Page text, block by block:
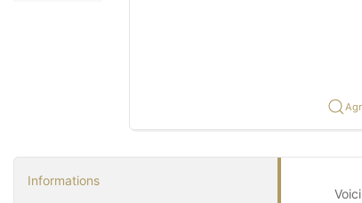
Informations